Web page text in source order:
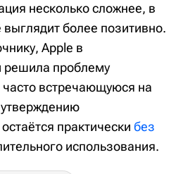
несколько сложнее, в
более позитивно.
Apple в
решила проблему
встречающуюся на
практически без
использования.